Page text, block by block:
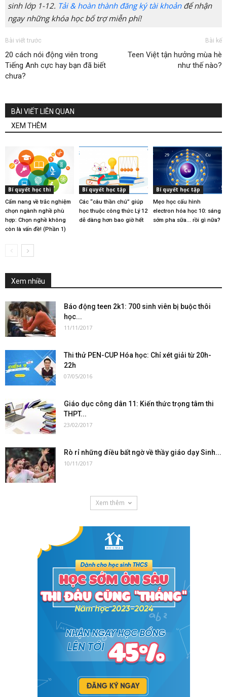
sinh lớp 1-12. Tải & hoàn thành đăng ký tài khoảnđể nhận
ngay những khóa học bổ trợ miễn phí!
Bài viết trước
20 cách nói động viên trong
Tiếng Anh cực hay bạn đã biết
chưa?
Bài kế
Teen Việt tận hưởng mùa hè
như thế nào?
BÀI VIẾT LIÊN QUAN
XEM THÊM
Bí quyết học thi
Cẩm nang về trắc nghiệm
chọn ngành nghề phù
hợp: Chọn nghề không
còn là vấn đề! (Phần 1)
Bí quyết học tập
Các “câu thần chú” giúp
học thuộc công thức Lý 12
dễ dàng hơn bao giờ hết
Bí quyết học tập
Mẹo học cấu hình
electron hóa học 10: sáng
sớm pha sữa… rồi gì nữa?
Xem nhiều
Báo động teen 2k1: 700 sinh viên bị buộc thôi
học...
11/11/2017
Thi thử PEN-CUP Hóa học: Chỉ xét giải từ 20h-
22h
07/05/2016
Giáo dục công dân 11: Kiến thức trọng tâm thi
THPT...
23/02/2017
Rò rỉ những điều bất ngờ về thầy giáo dạy Sinh...
10/11/2017
Xem thêm